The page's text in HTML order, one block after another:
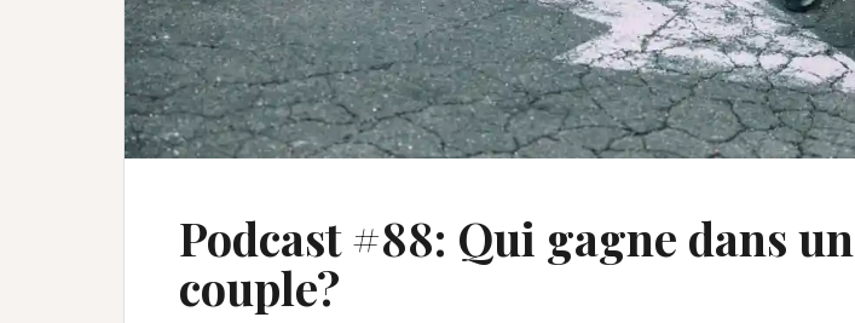
Podcast #88: Qui gagne dans un
couple?